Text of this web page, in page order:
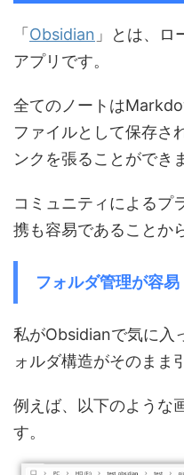
「 Obsidian 」とは、ロ
アプリです。
全てのノートは
ファイルとして保存さ
ンクを張ることができ
コミュニティによるプ
携も容易であることか
フォルダ管理が容易
私がObsidianで気に入
ォルダ構造がそのまま
例えば、以下のような
す。